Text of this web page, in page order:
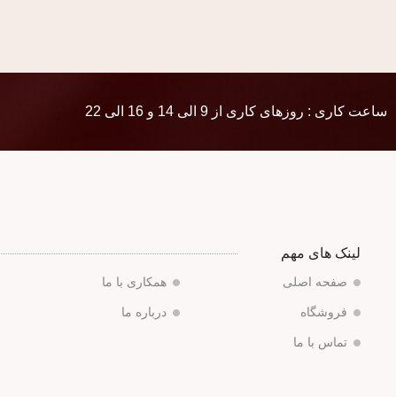
ساعت کاری : روزهای کاری از 9 الی 14 و 16 الی 22
لینک های مهم
صفحه اصلی
فروشگاه
تماس با ما
همکاری با ما
درباره ما